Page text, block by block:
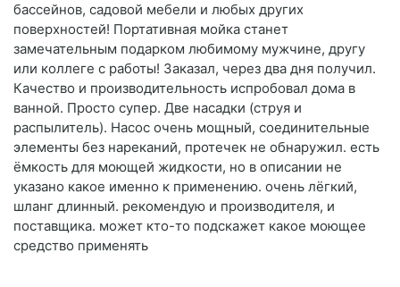
бассейнов, садовой мебели и любых других
поверхностей! Портативная мойка станет
замечательным подарком любимому мужчине, другу
или коллеге с работы! Заказал, через два дня получил.
Качество и производительность испробовал дома в
ванной. Просто супер. Две насадки (струя и
распылитель). Насос очень мощный, соединительные
элементы без нареканий, протечек не обнаружил. есть
ёмкость для моющей жидкости, но в описании не
указано какое именно к применению. очень лёгкий,
шланг длинный. рекомендую и производителя, и
поставщика. может кто-то подскажет какое моющее
средство применять